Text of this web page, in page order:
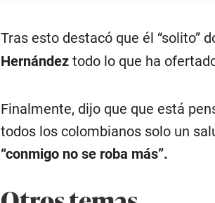
Tras esto destacó que él “solito”
Hernándeztodo lo que ha
Finalmente, dijo que que está
todos los colombianos solo un
“conmigo no se roba más”.